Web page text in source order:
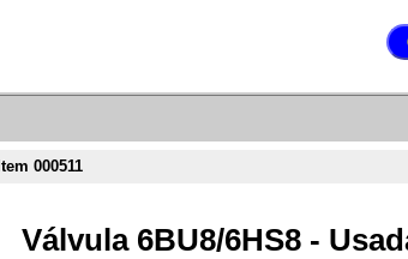
Item 000511
Válvula 6BU8/6HS8 -